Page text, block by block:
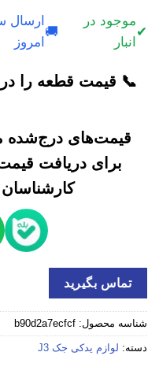
✔
موجود در
انبار
🚚
ارسال
امروز
📞 قیمت قطعه را در
قیمت‌های درج‌شده
برای دریافت
تماس بگیرید
شناسه محصول: b90d2a7ecfcf
دسته: لوازم یدکی جک J3